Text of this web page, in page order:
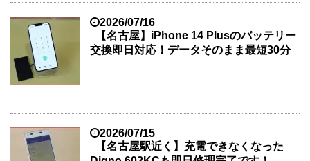
2026/07/16
【名古屋】iPhone 14 Plusのバッテリー
交換即日対応！データそのまま最短30分
2026/07/15
【名古屋駅近く】充電できなくなった